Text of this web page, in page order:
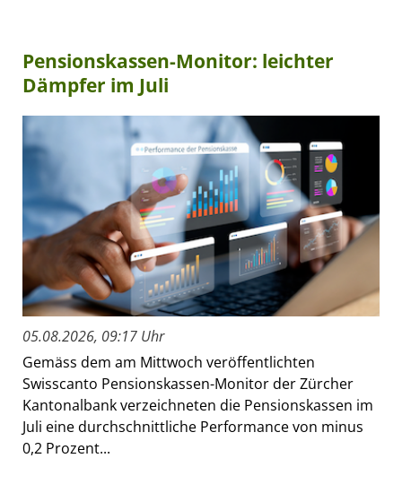
Pensionskassen-Monitor: leichter
Dämpfer im Juli
05.08.2026, 09:17 Uhr
Gemäss dem am Mittwoch veröffentlichten
Swisscanto Pensionskassen-Monitor der Zürcher
Kantonalbank verzeichneten die Pensionskassen im
Juli eine durchschnittliche Performance von minus
0,2 Prozent...